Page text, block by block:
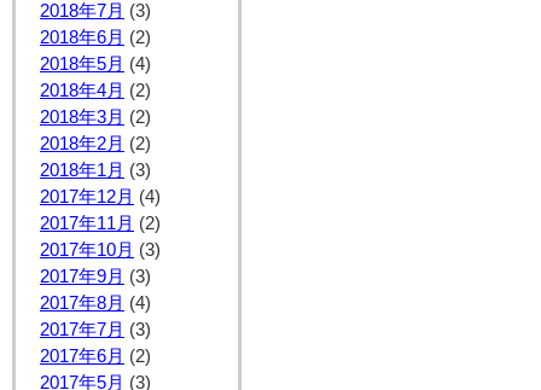
2018年7月 (3)
2018年6月 (2)
2018年5月 (4)
2018年4月 (2)
2018年3月 (2)
2018年2月 (2)
2018年1月 (3)
2017年12月 (4)
2017年11月 (2)
2017年10月 (3)
2017年9月 (3)
2017年8月 (4)
2017年7月 (3)
2017年6月 (2)
2017年5月 (3)